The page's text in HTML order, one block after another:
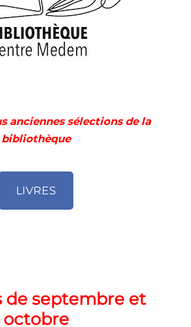
anciennes sélections de la
bibliothèque
LIVRES
de septembre et
octobre